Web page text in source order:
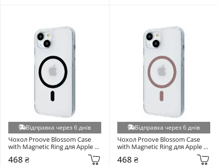
Відправка через 6 днів
Чохол Proove Blossom Case
with Magnetic Ring для Apple
iPhone 15 Black (PCBLIP150002)
468 ₴
Відправка через 6 днів
Чохол Proove Blossom Case
with Magnetic Ring для Apple
(PCBLIP150033)
468 ₴